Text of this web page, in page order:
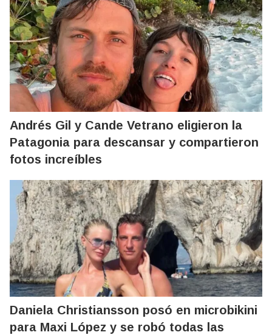
Andrés Gil y Cande Vetrano eligieron la
Patagonia para descansar y compartieron
fotos increíbles
Daniela Christiansson posó en microbikini
para Maxi López y se robó todas las